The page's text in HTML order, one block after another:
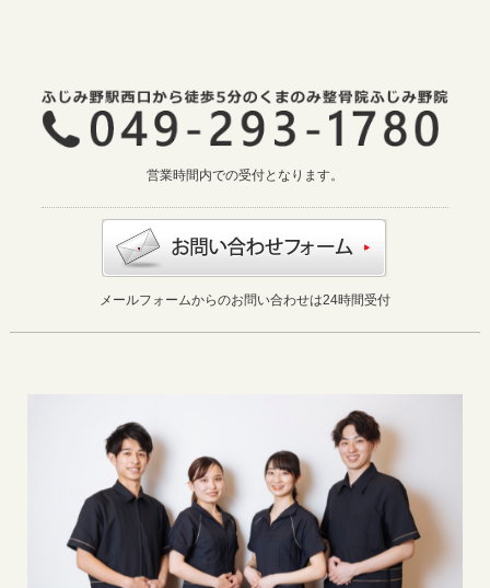
営業時間内での受付となります。
メールフォームからのお問い合わせは24時間受付